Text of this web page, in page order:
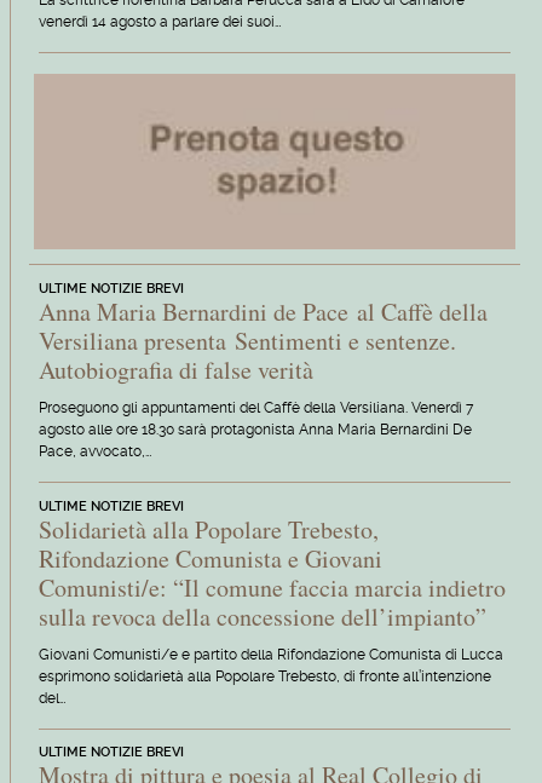
venerdì 14 agosto a parlare dei suoi…
ULTIME NOTIZIE BREVI
Anna Maria Bernardini de Pace al Caffè della
Versiliana presenta Sentimenti e sentenze.
Autobiografia di false verità
Proseguono gli appuntamenti del Caffè della Versiliana. Venerdì 7
agosto alle ore 18.30 sarà protagonista Anna Maria Bernardini De
Pace, avvocato,…
ULTIME NOTIZIE BREVI
Solidarietà alla Popolare Trebesto,
Rifondazione Comunista e Giovani
Comunisti/e: “Il comune faccia marcia indietro
sulla revoca della concessione dell’impianto”
Giovani Comunisti/e e partito della Rifondazione Comunista di Lucca
esprimono solidarietà alla Popolare Trebesto, di fronte all’intenzione
del…
ULTIME NOTIZIE BREVI
Mostra di pittura e poesia al Real Collegio di